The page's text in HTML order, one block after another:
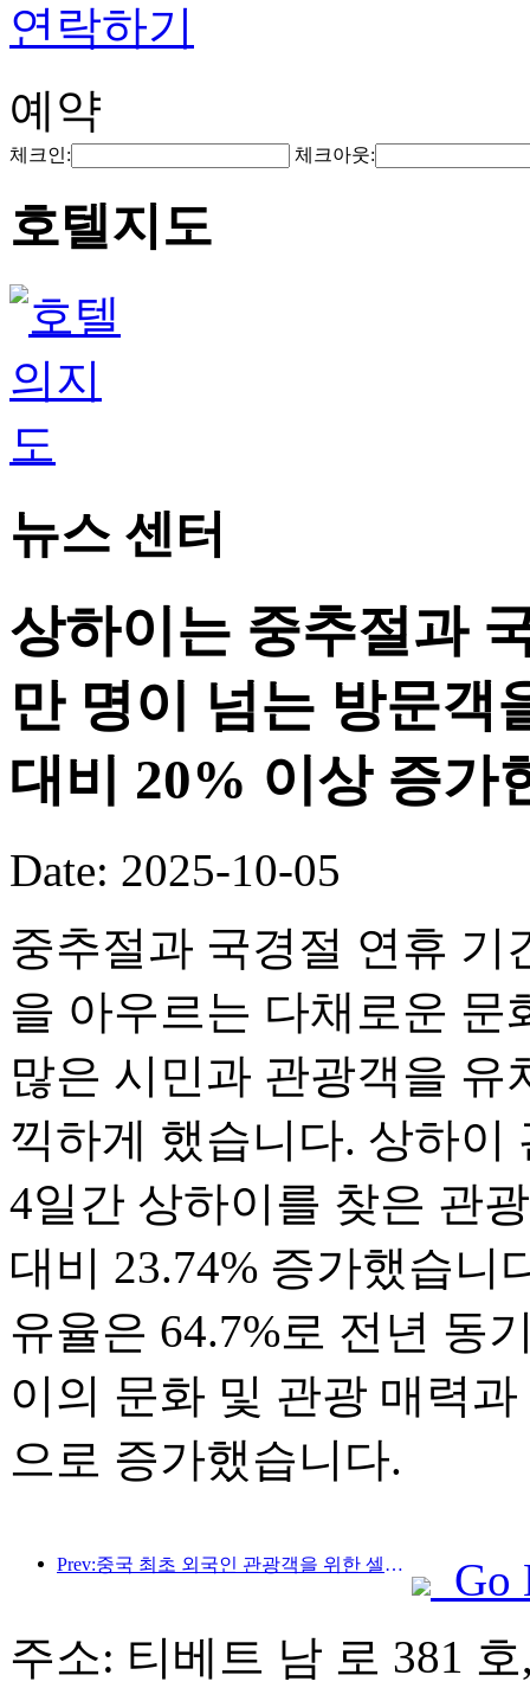
연락하기
예약
체크인: 체크아웃:
호텔지도
뉴스 센터
상하이는 중추절과
만 명이 넘는 방문객
대비 20% 이상 증가
Date: 2025-10-05
중추절과 국경절 연휴 기
을 아우르는 다채로운 문
많은 시민과 관광객을
끽하게 했습니다. 상하이
4일간 상하이를 찾은 관
대비 23.74% 증가했습니
유율은 64.7%로 전년 동
이의 문화 및 관광 매력
으로 증가했습니다.
Prev:중국 최초 외국인 관광객을 위한 셀프서비스 문화관광 소비 시스템 상하이에 출시
Go
주소: 티베트 남 로 381